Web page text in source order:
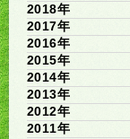
2018年
2017年
2016年
2015年
2014年
2013年
2012年
2011年